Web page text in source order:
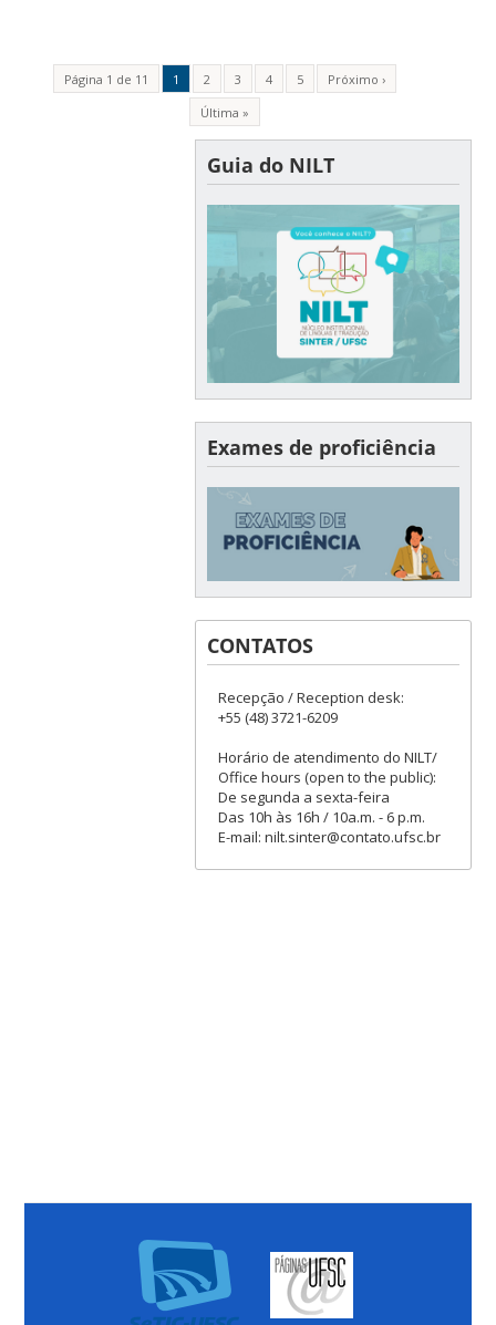
Página 1 de 11 1 2 3 4 5
Próximo ›
Última »
Guia do NILT
Exames de proficiência
CONTATOS
Recepção / Reception desk:
+55 (48) 3721-6209
Horário de atendimento do NILT/
Office hours (open to the public):
De segunda a sexta-feira
Das 10h às 16h / 10a.m. - 6 p.m.
E-mail: nilt.sinter@contato.ufsc.br